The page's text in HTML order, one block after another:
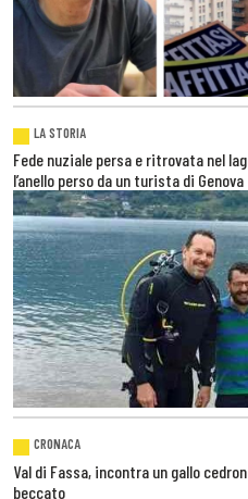
LA STORIA
Fede nuziale persa e ritrovata nel
l’anello perso da un turista di Genova
CRONACA
Val di Fassa, incontra un gallo
beccato